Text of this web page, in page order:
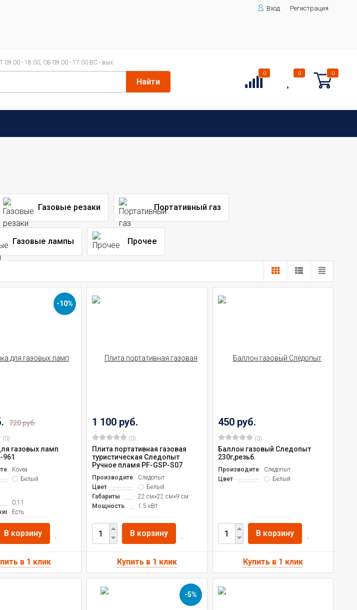
Вход Регистрация
09:00 - 18:00, СБ 09:00 - 17:00 ВС - вых.
Найти
0 0 0
Газовые резаки Портативный газ
Газовые лампы Прочее
-10%
720 руб.
(0)
газовых ламп
961
Kovea
Белый
0.11
Есть
В корзину
1 100 руб.
(0)
Плита портативная газовая
туристическая Следопыт
Ручное пламя PF-GSP-S07
ПроизводительСледопыт
Цвет
Белый
Габариты
22 см×22 см×9 см
Мощность
1.5 кВт
В корзину
450 руб.
(0)
Баллон газовый Следопыт
230г,резьб.
ПроизводительСледопыт
Цвет
Белый
В корзину
-5%